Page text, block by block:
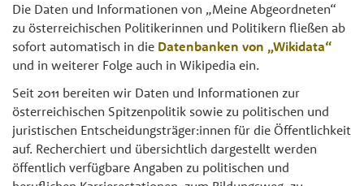
Die Daten und Informationen von „Meine Abgeordneten“
zu österreichischen Politikerinnen und Politikern fließen ab
sofort automatisch in die Datenbanken von „Wikidata“
und in weiterer Folge auch in Wikipedia ein.
Seit 2011 bereiten wir Daten und Informationen zur
österreichischen Spitzenpolitik sowie zu politischen und
juristischen Entscheidungsträger:innen für die Öffentlichkeit
auf. Recherchiert und übersichtlich dargestellt werden
öffentlich verfügbare Angaben zu politischen und